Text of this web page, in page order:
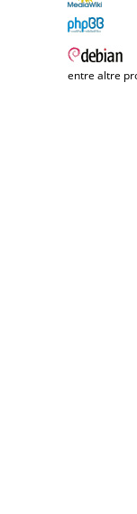
entre altre